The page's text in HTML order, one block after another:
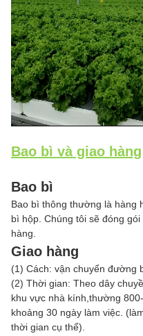
Bao bì và giao hàng
Bao bì
Bao bì thông thường là hàng
bì hộp. Chúng tôi sẽ đóng
hàng.
Giao hàng
(1) Cách: vận chuyển đường
(2) Thời gian: Theo dây
khu vực nhà kính,thường
khoảng 30 ngày làm việc.
thời gian cụ thể).